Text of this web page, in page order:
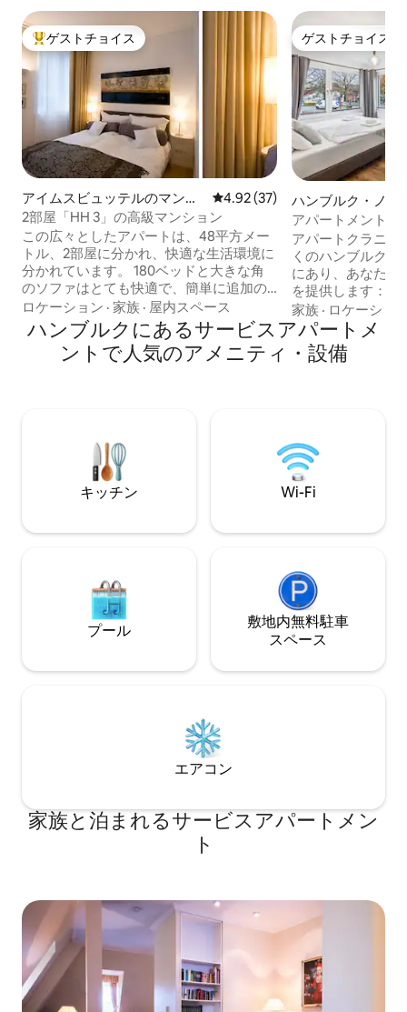
大好評のゲストチョイスです。
ゲストチョイス
アイムスビュッテルのマンシ
ョン・アパート
レビュー37件、5つ星中4.92つ
4.92 (37)
2部屋「HH 3」の高級マンション
この広々としたアパートは、48平方メー
トル、2部屋に分かれ、快適な生活環境に
分かれています。 180ベッドと大きな角
のソファはとても快適で、簡単に追加の
ゲスト用ベッドに変えることができま
す。 花崗岩のバーカウンターを備えたメ
ガモダンなキッチンが完備されていま
す。 豪華なバスルームには下半分に沈ん
確保します。 アパートには専用玄関と小
さな屋外テラスがあり、天気の良い日に
食事をしたり、リラックスしたりするこ
とができます。
ロケーション · 家族 · 屋内スペース
ゲストチョイス
ゲストチョイス
ハンブルク・ノル
ション・アパート
アパートメント
ラスフェイザー |
アパートクラニッ
くのハンブルク
にあり、あなたの
を提供します： →
クススプリングベ
ーベッド → ファイバーWiFi USMハラーデ
スクを備えた→2
インチスマート
ーケット、ビスト
のスタンド
家族 · ロケーショ
ハンブルクにあるサービスアパートメ
ントで人気のアメニティ・設備
キッチン Wi-Fi
プール
敷地内無料駐⁠車
ス⁠ペ⁠ー⁠ス
エアコン
家族と泊まれるサービスアパートメン
ト